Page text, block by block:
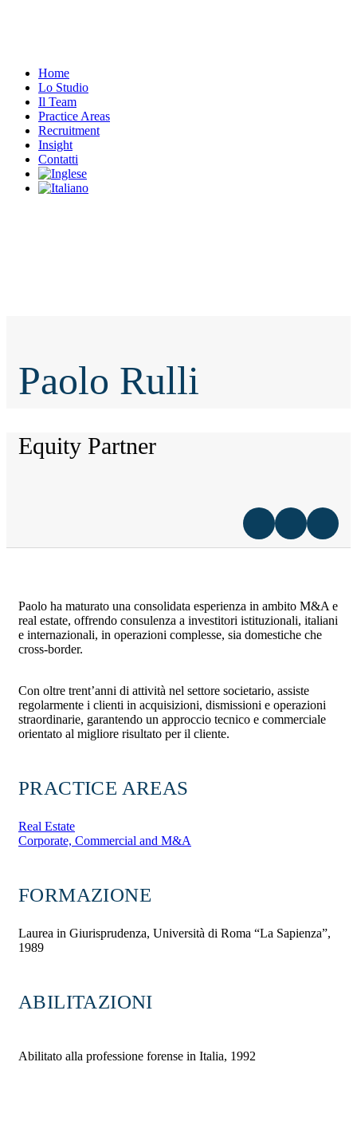
Home
Lo Studio
Il Team
Practice Areas
Recruitment
Insight
Contatti
Paolo Rulli
Equity Partner
Paolo ha maturato una consolidata esperienza in ambito M&A e
real estate, offrendo consulenza a investitori istituzionali, italiani
e internazionali, in operazioni complesse, sia domestiche che
cross-border.
Con oltre trent’anni di attività nel settore societario, assiste
regolarmente i clienti in acquisizioni, dismissioni e operazioni
straordinarie, garantendo un approccio tecnico e commerciale
orientato al migliore risultato per il cliente.
Real Estate
Corporate, Commercial and M&A
PRACTICE AREAS
Laurea in Giurisprudenza, Università di Roma “La Sapienza”,
1989
FORMAZIONE
ABILITAZIONI
Abilitato alla professione forense in Italia, 1992